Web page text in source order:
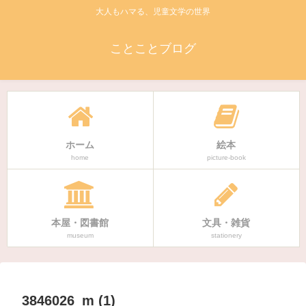
大人もハマる、児童文学の世界
ことことブログ
ホーム
home
絵本
picture-book
本屋・図書館
museum
文具・雑貨
stationery
3846026_m (1)